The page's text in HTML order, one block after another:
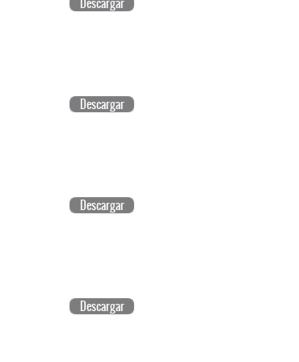
Descargar
Descargar
Descargar
Descargar